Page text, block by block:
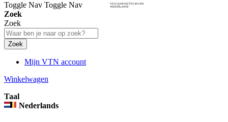
Toggle Nav Toggle Nav
Zoek
Zoek
Zoek
Mijn VTN account
Winkelwagen
Taal
Nederlands